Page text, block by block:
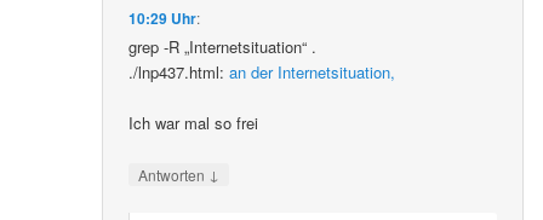
10:29 Uhr:
grep -R „Internetsituation“ .
./lnp437.html:an der Internetsituation,
Ich war mal so frei
Antworten ↓